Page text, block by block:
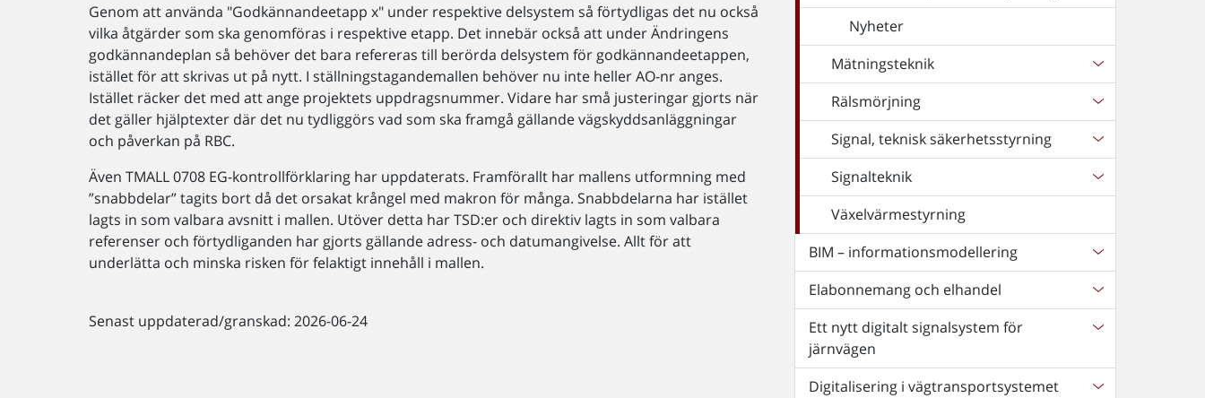
Genom att använda "Godkännandeetapp x" under respektive delsystem så förtydligas det nu också
vilka åtgärder som ska genomföras i respektive etapp. Det innebär också att under Ändringens
godkännandeplan så behöver det bara refereras till berörda delsystem för godkännandeetappen,
istället för att skrivas ut på nytt. I ställningstagandemallen behöver nu inte heller AO-nr anges.
Istället räcker det med att ange projektets uppdragsnummer. Vidare har små justeringar gjorts när
det gäller hjälptexter där det nu tydliggörs vad som ska framgå gällande vägskyddsanläggningar
och påverkan på RBC.
Även TMALL 0708 EG-kontrollförklaring har uppdaterats. Framförallt har mallens utformning med
”snabbdelar” tagits bort då det orsakat krångel med makron för många. Snabbdelarna har istället
lagts in som valbara avsnitt i mallen. Utöver detta har TSD:er och direktiv lagts in som valbara
referenser och förtydliganden har gjorts gällande adress- och datumangivelse. Allt för att
underlätta och minska risken för felaktigt innehåll i mallen.
Senast uppdaterad/granskad: 2026-06-24
Nyheter
Mätningsteknik
Rälsmörjning
Signal, teknisk säkerhetsstyrning
Signalteknik
Växelvärmestyrning
BIM – informationsmodellering
Elabonnemang och elhandel
Ett nytt digitalt signalsystem för
järnvägen
Digitalisering i vägtransportsystemet